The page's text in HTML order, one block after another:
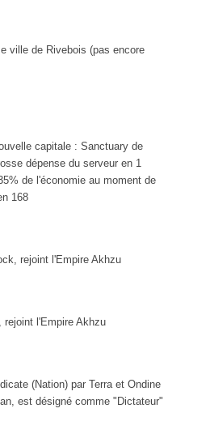
ville de Rivebois (pas encore
capitale : Sanctuary de
dépense du serveur en 1
de l'économie au moment de
168
rejoint l'Empire Akhzu
rejoint l'Empire Akhzu
(Nation) par Terra et Ondine
est désigné comme "Dictateur"